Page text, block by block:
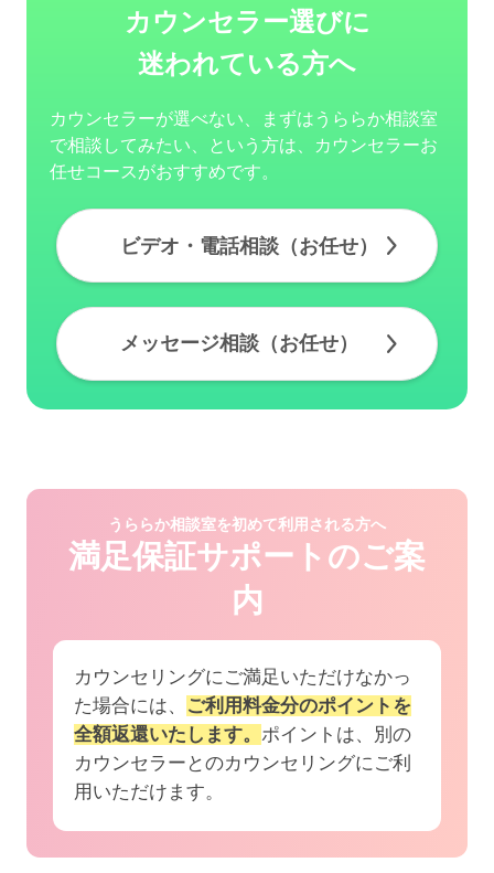
カウンセラー選びに
迷われている方へ
カウンセラーが選べない、まずはうららか相談室
で相談してみたい、という方は、カウンセラーお
任せコースがおすすめです。
ビデオ・電話相談（お任せ）
メッセージ相談（お任せ）
うららか相談室を初めて利用される方へ
満足保証サポートのご案
内
カウンセリングにご満足いただけなかっ
た場合には、
ご利用料金分のポイントを
全額返還いたします。 ポイントは、別の
カウンセラーとのカウンセリングにご利
用いただけます。